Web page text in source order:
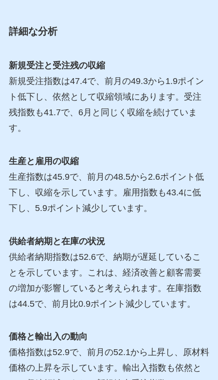
詳細な分析
新規受注と受注残の収縮
新規受注指数は47.4で、前月の49.3から1.9ポイン
ト低下し、依然として収縮領域にあります。受注
残指数も41.7で、6月と同じく収縮を続けていま
す。
生産と雇用の収縮
生産指数は45.9で、前月の48.5から2.6ポイント低
下し、収縮を示しています。雇用指数も43.4に低
下し、5.9ポイント減少しています。
供給者納期と在庫の状況
供給者納期指数は52.6で、納期が遅延しているこ
とを示しています。これは、経済改善と顧客需要
の増加が影響していると考えられます。在庫指数
は44.5で、前月比0.9ポイント減少しています。
価格と輸出入の動向
価格指数は52.9で、前月の52.1から上昇し、原材料
価格の上昇を示しています。輸出入指数も依然と